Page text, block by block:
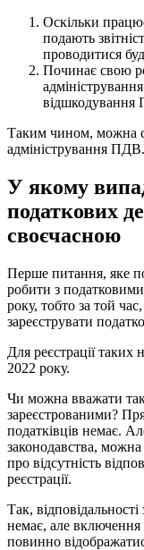
Оскільки
подають
проводитися
Починає свою
Таким чином, можна
адміністрування ПДВ.
У якому
податкових
своєчасною
Перше питання, яке
робити з
року, тобто за той
зареєструвати
Для реєстрації
2022 року.
Чи можна вважати
зареєстрованими?
податківців немає.
законодавства,
про відсутність
реєстрації.
Так,
немає, але
повинно